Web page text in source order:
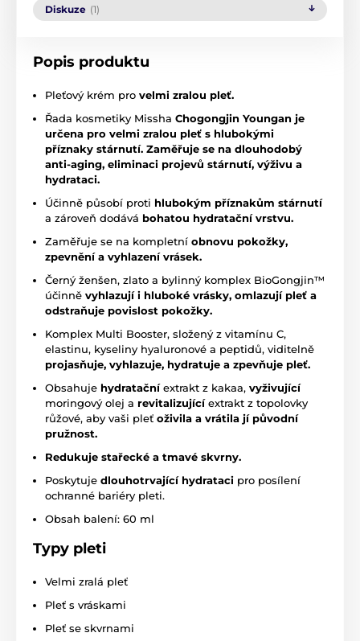
Diskuze (1)
Popis produktu
Pleťový krém pro velmi zralou pleť.
Řada kosmetiky Missha Chogongjin Youngan je
určena pro velmi zralou pleť s hlubokými
příznaky stárnutí. Zaměřuje se na dlouhodobý
anti-aging, eliminaci projevů stárnutí, výživu a
hydrataci.
Účinně působí proti hlubokým příznakům stárnutí
a zároveň dodává bohatou hydratační vrstvu.
Zaměřuje se na kompletní obnovu pokožky,
zpevnění a vyhlazení vrásek.
Černý ženšen, zlato a bylinný komplex BioGongjin™️
účinně vyhlazují i hluboké vrásky, omlazují pleť a
odstraňuje povislost pokožky.
Komplex Multi Booster, složený z vitamínu C,
elastinu, kyseliny hyaluronové a peptidů, viditelně
projasňuje, vyhlazuje, hydratuje a zpevňuje pleť.
Obsahuje hydratačníextrakt z kakaa, vyživující
moringový olej a revitalizujícíextrakt z topolovky
růžové, aby vaši pleť oživila a vrátila jí původní
pružnost.
Redukuje stařecké a tmavé skvrny.
Poskytuje dlouhotrvající hydrataci pro posílení
ochranné bariéry pleti.
Obsah balení: 60 ml
Typy pleti
Velmi zralá pleť
Pleť s vráskami
Pleť se skvrnami